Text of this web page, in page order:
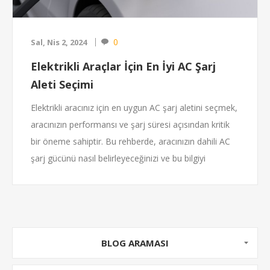
Sal, Nis 2, 2024 0
Elektrikli Araçlar İçin En İyi AC Şarj
Aleti Seçimi
Elektrikli aracınız için en uygun AC şarj aletini seçmek,
aracınızın performansı ve şarj süresi açısından kritik
bir öneme sahiptir. Bu rehberde, aracınızın dahili AC
şarj gücünü nasıl belirleyeceğinizi ve bu bilgiyi
belirler. Aracınız için doğru şarj aletini seçmek, şarj
BLOG ARAMASI